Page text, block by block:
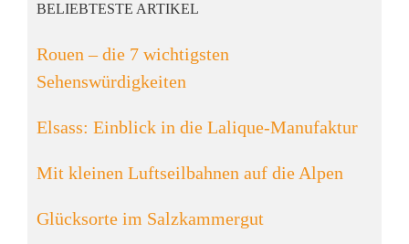
BELIEBTESTE ARTIKEL
Rouen – die 7 wichtigsten
Sehenswürdigkeiten
Elsass: Einblick in die Lalique-Manufaktur
Mit kleinen Luftseilbahnen auf die Alpen
Glücksorte im Salzkammergut